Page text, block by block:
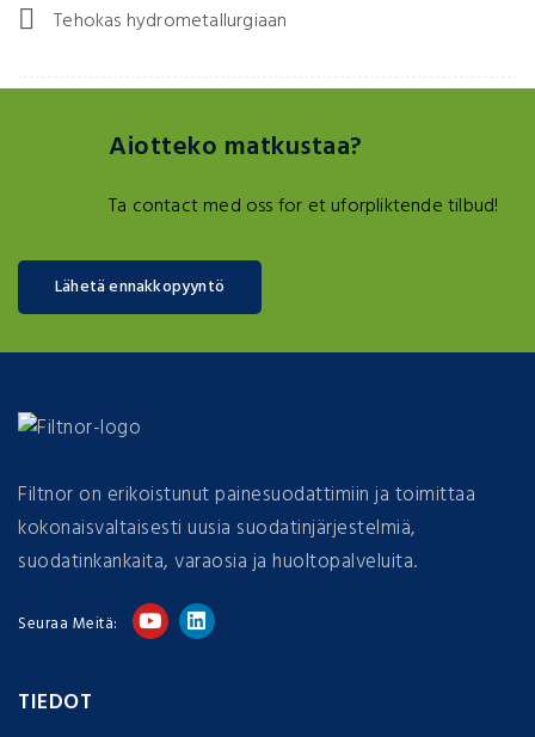
Tehokas hydrometallurgiaan
Aiotteko matkustaa?
Ta contact med oss for et uforpliktende tilbud!
Lähetä ennakkopyyntö
Filtnor on erikoistunut painesuodattimiin ja toimittaa
kokonaisvaltaisesti uusia suodatinjärjestelmiä,
suodatinkankaita, varaosia ja huoltopalveluita.
Seuraa Meitä:
TIEDOT